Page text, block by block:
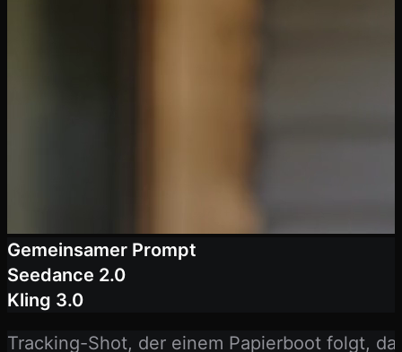
Gemeinsamer Prompt
Seedance 2.0
Kling 3.0
Tracking-Shot, der einem Papierboot folgt,